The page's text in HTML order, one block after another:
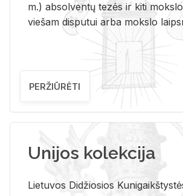
m.) absolventų tezės ir kiti
viešam disputui arba mokslo
PERŽIŪRĖTI
Unijos kolekcija
Lietuvos Didžiosios